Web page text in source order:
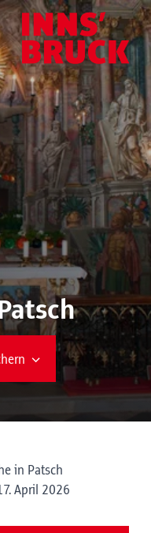
in Patsch
April 2026